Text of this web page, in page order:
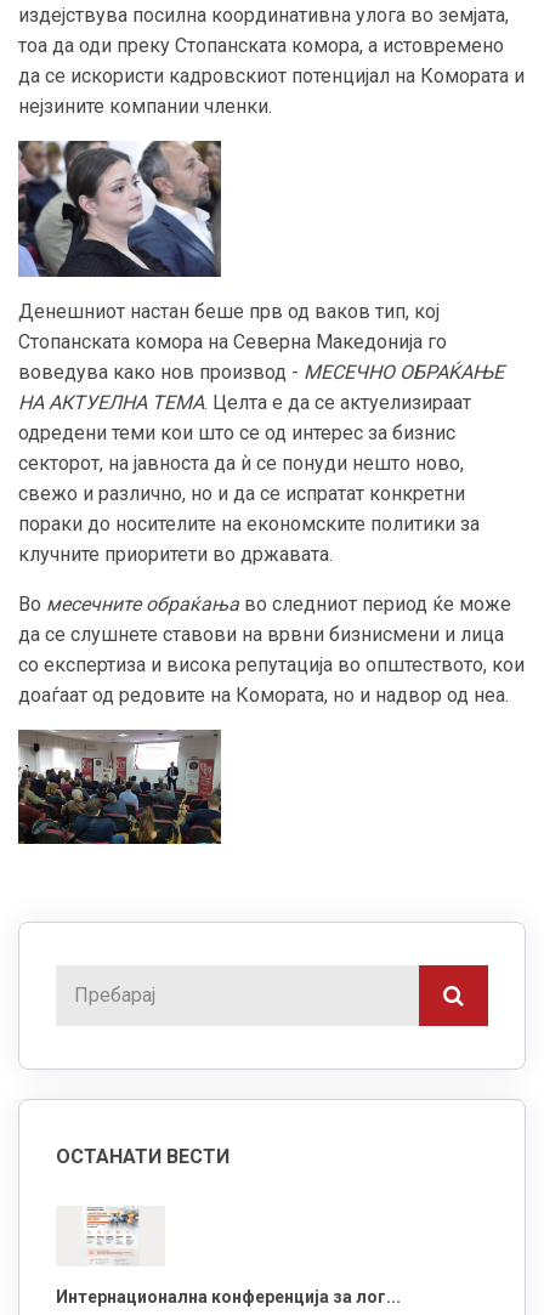
издејствува посилна координативна улога во земјата,
тоа да оди преку Стопанската комора, а истовремено
да се искористи кадровскиот потенцијал на Комората и
нејзините компании членки.
Денешниот настан беше прв од ваков тип, кој
Стопанската комора на Северна Македонија го
воведува како нов производ - МЕСЕЧНО ОБРАЌАЊЕ
НА АКТУЕЛНА ТЕМА. Целта е да се актуелизираат
одредени теми кои што се од интерес за бизнис
секторот, на јавноста да ѝ се понуди нешто ново,
свежо и различно, но и да се испратат конкретни
пораки до носителите на економските политики за
клучните приоритети во државата.
Во месечните обраќања во следниот период ќе може
да се слушнете ставови на врвни бизнисмени и лица
со експертиза и висока репутација во општеството, кои
доаѓаат од редовите на Комората, но и надвор од неа.
ОСТАНАТИ ВЕСТИ
Интернационална конференција за лог...